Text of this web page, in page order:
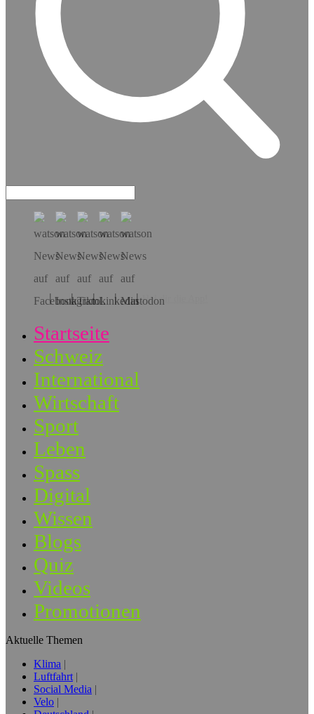
Hol dir die App!
Startseite
Schweiz
International
Wirtschaft
Sport
Leben
Spass
Digital
Wissen
Blogs
Quiz
Videos
Promotionen
Aktuelle Themen
Klima
Luftfahrt
Social Media
Velo